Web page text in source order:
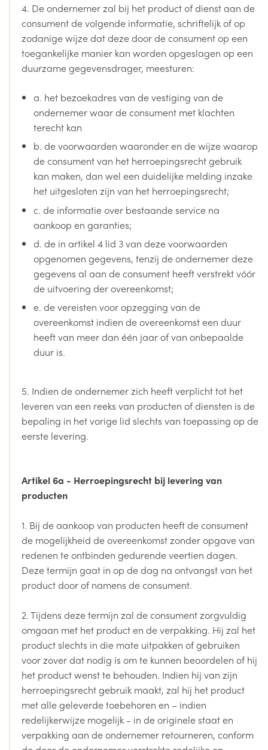
4. De ondernemer zal bij het product of dienst aan de
consument de volgende informatie, schriftelijk of op
zodanige wijze dat deze door de consument op een
toegankelijke manier kan worden opgeslagen op een
duurzame gegevensdrager, meesturen:
a. het bezoekadres van de vestiging van de
ondernemer waar de consument met klachten
terecht kan
b. de voorwaarden waaronder en de wijze waarop
de consument van het herroepingsrecht gebruik
kan maken, dan wel een duidelijke melding inzake
het uitgesloten zijn van het herroepingsrecht;
c. de informatie over bestaande service na
aankoop en garanties;
d. de in artikel 4 lid 3 van deze voorwaarden
opgenomen gegevens, tenzij de ondernemer deze
gegevens al aan de consument heeft verstrekt vóór
de uitvoering der overeenkomst;
e. de vereisten voor opzegging van de
overeenkomst indien de overeenkomst een duur
heeft van meer dan één jaar of van onbepaalde
duur is.
5. Indien de ondernemer zich heeft verplicht tot het
leveren van een reeks van producten of diensten is de
bepaling in het vorige lid slechts van toepassing op de
eerste levering.
Artikel 6a - Herroepingsrecht bij levering van
producten
1. Bij de aankoop van producten heeft de consument
de mogelijkheid de overeenkomst zonder opgave van
redenen te ontbinden gedurende veertien dagen.
Deze termijn gaat in op de dag na ontvangst van het
product door of namens de consument.
2. Tijdens deze termijn zal de consument zorgvuldig
omgaan met het product en de verpakking. Hij zal het
product slechts in die mate uitpakken of gebruiken
voor zover dat nodig is om te kunnen beoordelen of hij
het product wenst te behouden. Indien hij van zijn
herroepingsrecht gebruik maakt, zal hij het product
met alle geleverde toebehoren en – indien
redelijkerwijze mogelijk - in de originele staat en
verpakking aan de ondernemer retourneren, conform